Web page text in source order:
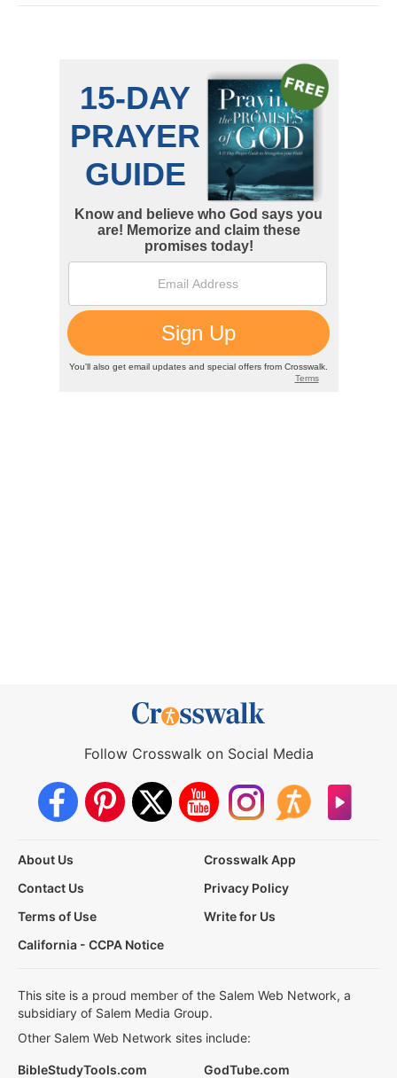
Follow Crosswalk on Social Media
About Us
Crosswalk App
Contact Us
Privacy Policy
Terms of Use
Write for Us
California - CCPA Notice
This site is a proud member of the Salem Web Network, a
subsidiary of Salem Media Group.
Other Salem Web Network sites include:
BibleStudyTools.com GodTube.com